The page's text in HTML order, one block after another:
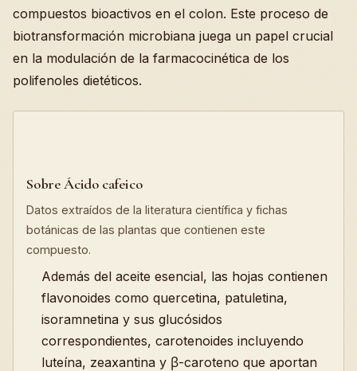
compuestos bioactivos en el colon. Este proceso de
biotransformación microbiana juega un papel crucial
en la modulación de la farmacocinética de los
polifenoles dietéticos.
Sobre Ácido cafeico
Datos extraídos de la literatura científica y fichas
botánicas de las plantas que contienen este
compuesto.
Además del aceite esencial, las hojas contienen
flavonoides como quercetina, patuletina,
isoramnetina y sus glucósidos
correspondientes, carotenoides incluyendo
luteína, zeaxantina y β-caroteno que aportan